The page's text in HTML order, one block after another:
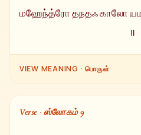
மஹேந்த்ரோ தநதஃ காலோ
॥
VIEW MEANING · பொருள்
குபேரன் (செல்வத்தின் தலைவன்),
Verse · ஸ்லோகம் 9